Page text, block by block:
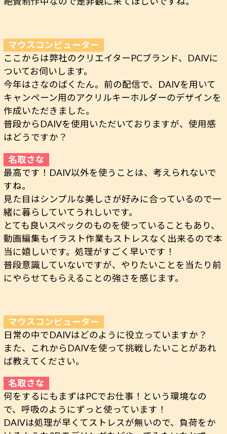
ここからは弊社のクリエイターPCブランド、DAIVに
ついてお伺いします。
今年はさなのばくたん。前の配信で、DAIVを用いて
キャンペーン用のアクリルキーホルダーのデザインを
作成いただきました。
普段からDAIVを使用いただいておりますが、使用感
はどうですか？
最高です！DAIV以外を使うことは、考えられないで
すね。
見た目はシンプルな美しさが好みに合っているので一
緒に暮らしていてうれしいです。
とても良いスペックのものを使っていることもあり、
動画編集もイラスト作業もストレスなく出来るので本
当に嬉しいです。処理がすごく早いです！
普段意識していないですが、やりたいことを当たり前
にやらせてもらえることの強さを感じます。
日常の中でDAIVはどのように役立っていますか？
また、これからDAIVを使って挑戦したいことがあれ
ば教えてください。
何をするにもまずはPCでお仕事！という環境なの
で、呼吸のようにずっと使っています！
DAIVは処理が早くてストレスが無いので、負荷をか